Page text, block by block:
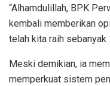
“Alhamdulillah, BPK
kembali memberikan
telah kita raih sebanyak
Meski demikian, ia
memperkuat sistem